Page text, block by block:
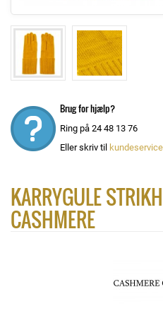
Brug for hjælp?
Ring på 24 48 13 76
Eller skriv til
KARRYGULE
CASHMERE